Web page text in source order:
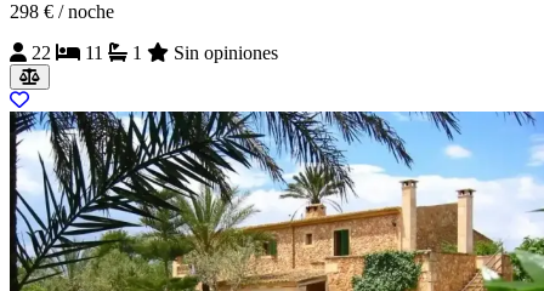
298 € / noche
22
11 1 Sin opiniones